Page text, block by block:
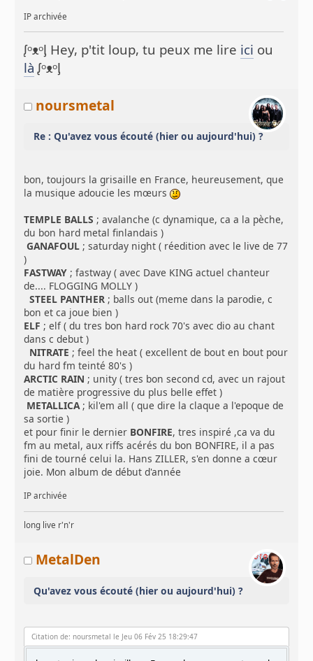
IP archivée
ᶘᵒᴥᵒᶅ Hey, p'tit loup, tu peux me lire ici ou
là ᶘᵒᴥᵒᶅ
noursmetal
Re : Qu'avez vous écouté (hier ou aujourd'hui) ?
bon, toujours la grisaille en France, heureusement, que
la musique adoucie les mœurs
TEMPLE BALLS ; avalanche (c dynamique, ca a la pèche,
du bon hard metal finlandais )
GANAFOUL ; saturday night ( réedition avec le live de 77
)
FASTWAY ; fastway ( avec Dave KING actuel chanteur
de.... FLOGGING MOLLY )
STEEL PANTHER ; balls out (meme dans la parodie, c
bon et ca joue bien )
ELF ; elf ( du tres bon hard rock 70's avec dio au chant
dans c debut )
NITRATE ; feel the heat ( excellent de bout en bout pour
du hard fm teinté 80's )
ARCTIC RAIN ; unity ( tres bon second cd, avec un rajout
de matière progressive du plus belle effet )
METALLICA; kil'em all ( que dire la claque a l'epoque de
sa sortie )
et pour finir le dernier BONFIRE, tres inspiré ,ca va du
fm au metal, aux riffs acérés du bon BONFIRE, il a pas
fini de tourné celui la. Hans ZILLER, s'en donne a cœur
joie. Mon album de début d'année
IP archivée
long live r'n'r
MetalDen
Qu'avez vous écouté (hier ou aujourd'hui) ?
Citation de: noursmetal le Jeu 06 Fév 25 18:29:47